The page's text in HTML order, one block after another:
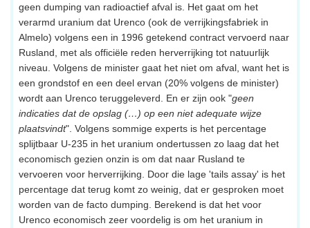
geen dumping van radioactief afval is. Het gaat om het
verarmd uranium dat Urenco (ook de verrijkingsfabriek in
Almelo) volgens een in 1996 getekend contract vervoerd naar
Rusland, met als officiële reden herverrijking tot natuurlijk
niveau. Volgens de minister gaat het niet om afval, want het is
een grondstof en een deel ervan (20% volgens de minister)
wordt aan Urenco teruggeleverd. En er zijn ook "geen
indicaties dat de opslag (…) op een niet adequate wijze
plaatsvindt". Volgens sommige experts is het percentage
splijtbaar U-235 in het uranium ondertussen zo laag dat het
economisch gezien onzin is om dat naar Rusland te
vervoeren voor herverrijking. Door die lage 'tails assay' is het
percentage dat terug komt zo weinig, dat er gesproken moet
worden van de facto dumping. Berekend is dat het voor
Urenco economisch zeer voordelig is om het uranium in